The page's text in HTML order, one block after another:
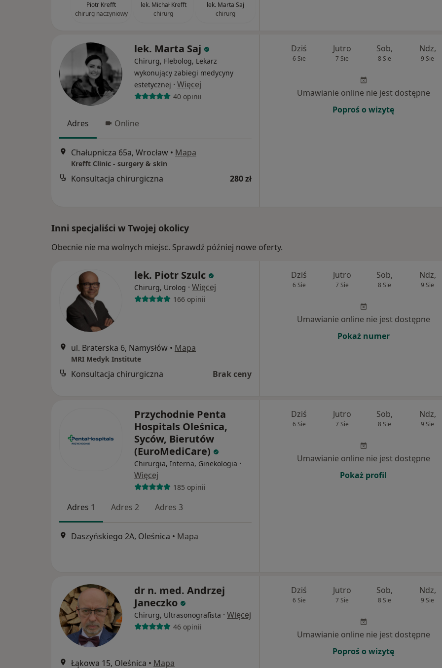
Piotr Krefft
chirurg naczyniowy
lek. Michał Krefft
chirurg
lek. Marta Saj
chirurg
lek. Marta Saj
Chirurg, Flebolog, Lekarz
wykonujący zabiegi medycyny
estetycznej · Więcej
40 opinii
Adres Online
Chałupnicza 65a, Wrocław • Mapa
Krefft Clinic - surgery & skin
Konsultacja chirurgiczna 280 zł
Dziś
6 Sie
Jutro
7 Sie
Sob,
8 Sie
Ndz,
9 Sie
Umawianie online nie jest dostępne
Poproś o wizytę
Inni specjaliści w Twojej okolicy
Obecnie nie ma wolnych miejsc. Sprawdź później nowe oferty.
lek. Piotr Szulc
Chirurg, Urolog · Więcej
166 opinii
ul. Braterska 6, Namysłów • Mapa
MRI Medyk Institute
Konsultacja chirurgiczna Brak ceny
Dziś
6 Sie
Jutro
7 Sie
Sob,
8 Sie
Ndz,
9 Sie
Umawianie online nie jest dostępne
Pokaż numer
Przychodnie Penta
Hospitals Oleśnica,
Syców, Bierutów
(EuroMediCare)
Chirurgia, Interna, Ginekologia ·
Więcej
185 opinii
Adres 1 Adres 2 Adres 3
Daszyńskiego 2A, Oleśnica • Mapa
Dziś
6 Sie
Jutro
7 Sie
Sob,
8 Sie
Ndz,
9 Sie
Umawianie online nie jest dostępne
Pokaż profil
dr n. med. Andrzej
Janeczko
Chirurg, Ultrasonografista · Więcej
46 opinii
Łąkowa 15, Oleśnica • Mapa
Dziś
6 Sie
Jutro
7 Sie
Sob,
8 Sie
Ndz,
9 Sie
Umawianie online nie jest dostępne
Poproś o wizytę